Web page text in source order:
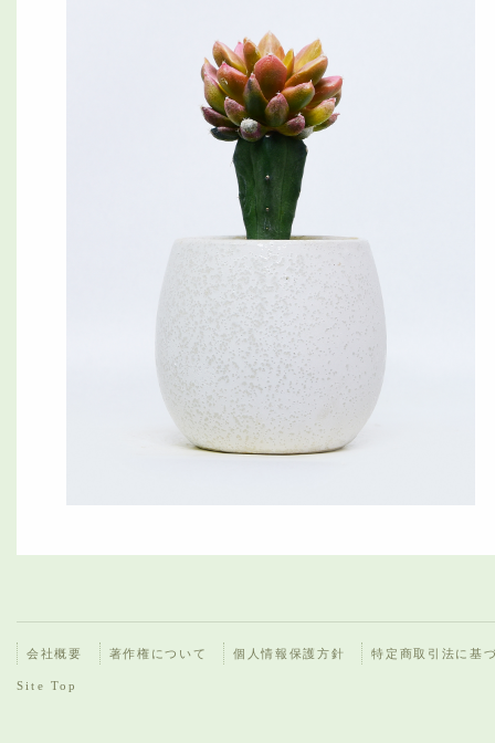
会社概要 著作権について 個人情報保護方針 特定商取引法に基
Site Top